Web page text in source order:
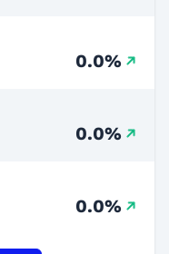
0.0%
0.0%
0.0%